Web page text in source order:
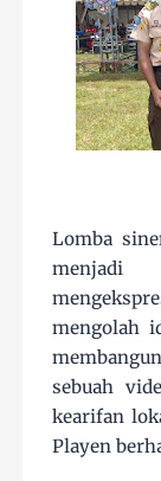
Lomba
mengolah
sebuah
kearifan
Playen